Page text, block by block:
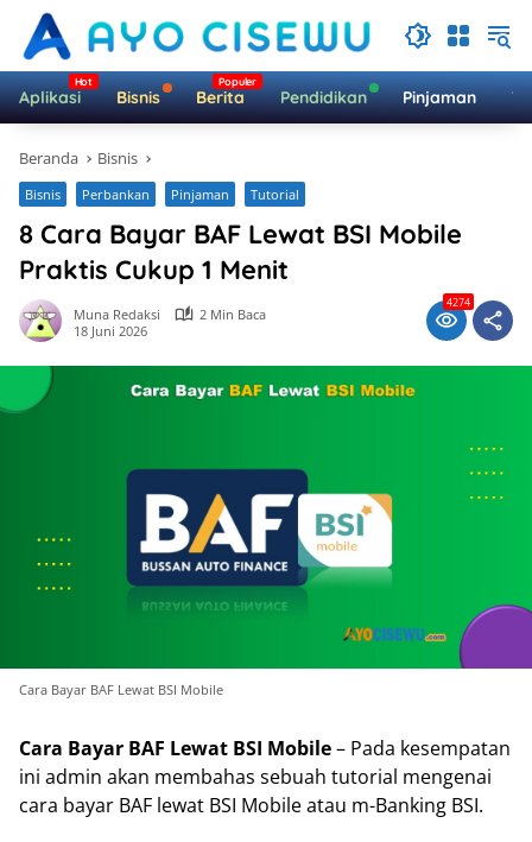
Langsung
konten
Aplikasi Bisnis Berita Pendidikan Pinjaman
Beranda Bisnis
Bisnis Perbankan Pinjaman Tutorial
8 Cara Bayar BAF Lewat BSI Mobile
Praktis Cukup 1 Menit
Muna Redaksi
2 Min Baca
18 Juni 2026
4274
Cara Bayar BAF Lewat BSI Mobile
Cara Bayar BAF Lewat BSI Mobile– Pada kesempatan
ini admin akan membahas sebuah tutorial mengenai
cara bayar BAF lewat BSI Mobile atau m-Banking BSI.